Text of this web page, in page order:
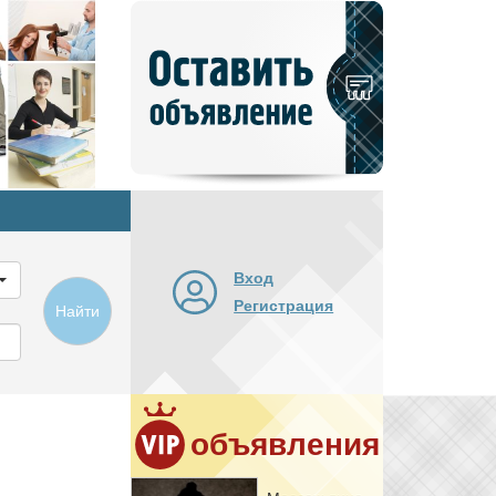
объявление
Найти
Вход
Регистрация
объявления